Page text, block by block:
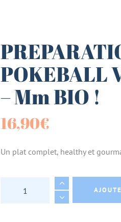
POKEBALL
– Mm BIO !
16,90€
Un plat complet, healthy et
PREPARATION POUR